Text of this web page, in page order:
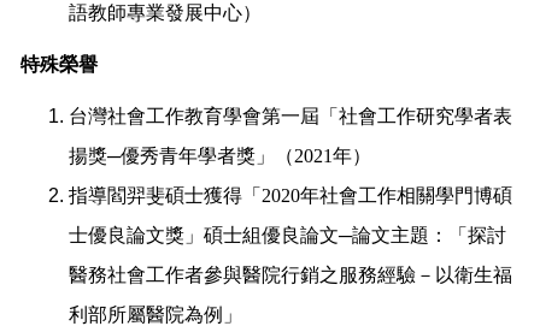
語教師專業發展中心）
特殊榮譽
台灣社會工作教育學會第一屆「社會工作研究學者表
揚獎─優秀青年學者獎」（2021年）
指導閻羿斐碩士獲得「 2020年社會工作相關學門博碩
士優良論文獎」碩士組優良論文─論文主題：「探討
醫務社會工作者參與醫院行銷之服務經驗－以衛生福
利部所屬醫院為例」